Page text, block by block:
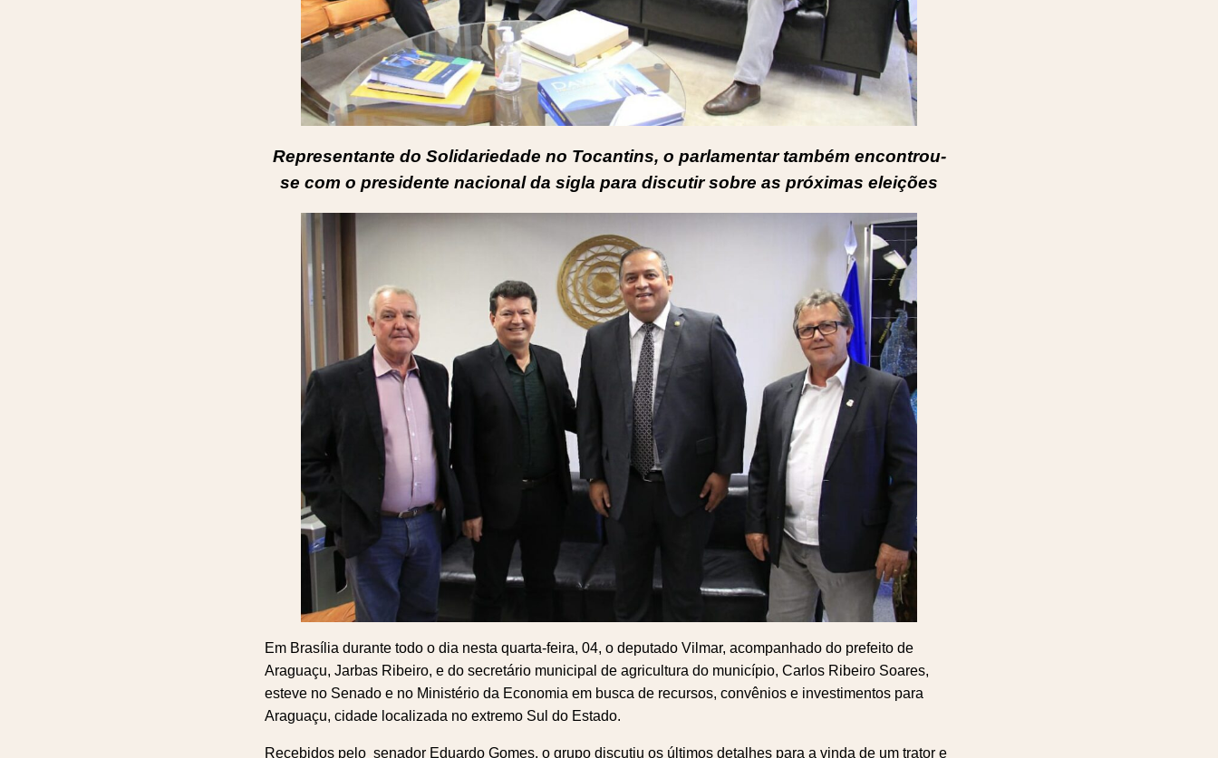
Representante do Solidariedade no Tocantins, o parlamentar também encontrou-
se com o presidente nacional da sigla para discutir sobre as próximas eleições
Em Brasília durante todo o dia nesta quarta-feira, 04, o deputado Vilmar, acompanhado do prefeito de
Araguaçu, Jarbas Ribeiro, e do secretário municipal de agricultura do município, Carlos Ribeiro Soares,
esteve no Senado e no Ministério da Economia em busca de recursos, convênios e investimentos para
Araguaçu, cidade localizada no extremo Sul do Estado.
Recebidos pelo senador Eduardo Gomes, o grupo discutiu os últimos detalhes para a vinda de um trator e